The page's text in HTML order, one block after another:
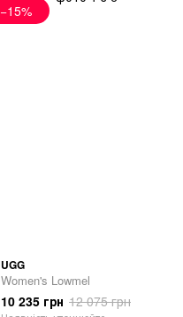
−15%
UGG
Women's Lowmel
10 235 грн 12 075 грн